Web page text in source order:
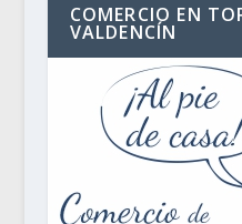
COMERCIO EN
VALDENCÍN